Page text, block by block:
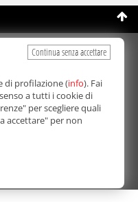
2026
i contenuti, in qualunque
è proibita.
Autorizzazione del
del 21/10/2003
Fabio Ricotta
Continua senza accettare
di profilazione (info). Fai
a tutti i cookie di
per scegliere quali
accettare" per non